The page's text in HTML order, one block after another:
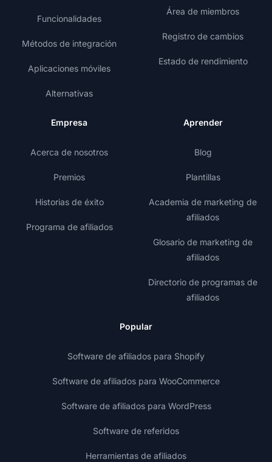
Funcionalidades
Métodos de integración
Aplicaciones móviles
Alternativas
Área de miembros
Registro de cambios
Estado de rendimiento
Empresa
Acerca de nosotros
Premios
Historias de éxito
Programa de afiliados
Aprender
Blog
Plantillas
Academia de marketing de
afiliados
Glosario de marketing de
afiliados
Directorio de programas de
afiliados
Popular
Software de afiliados para Shopify
Software de afiliados para WooCommerce
Software de afiliados para WordPress
Software de referidos
Herramientas de afiliados